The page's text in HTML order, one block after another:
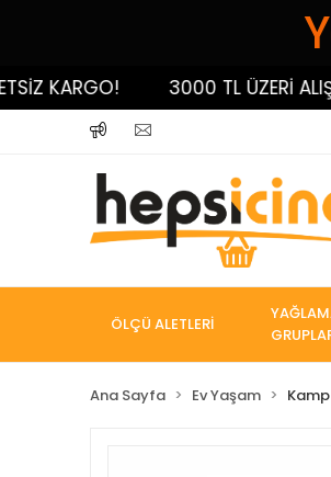
KARGO! 3000 TL ÜZERİ
ÖLÇÜ ALETLERİ
Ana Sayfa Ev Yaşam